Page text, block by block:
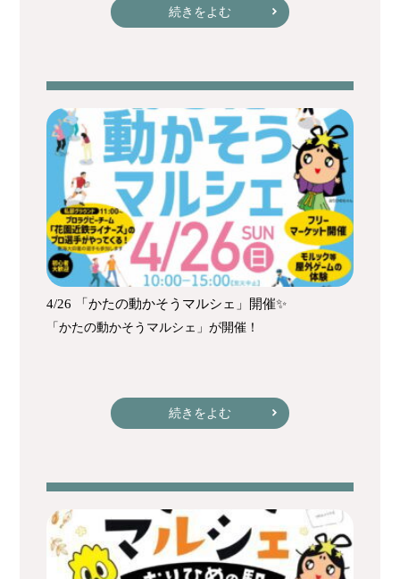
続きをよむ
4/26 「かたの動かそうマルシェ」開催✨
「かたの動かそうマルシェ」が開催！
続きをよむ